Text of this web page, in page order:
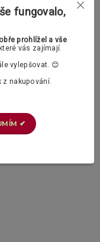
ocel
fungovalo,
prohlížel a vše
vás zajímají.
vylepšovat. 😊
z nakupování.
✔